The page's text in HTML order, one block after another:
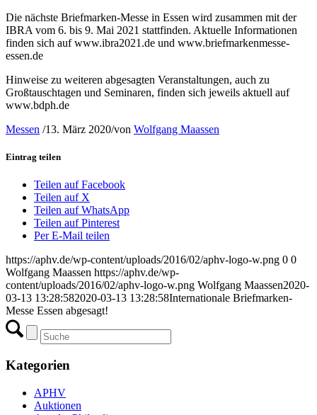
Die nächste Briefmarken-Messe in Essen wird zusammen mit der
IBRA vom 6. bis 9. Mai 2021 stattfinden. Aktuelle Informationen
finden sich auf www.ibra2021.de und www.briefmarkenmesse-
essen.de
Hinweise zu weiteren abgesagten Veranstaltungen, auch zu
Großtauschtagen und Seminaren, finden sich jeweils aktuell auf
www.bdph.de
Messen /13. März 2020/von Wolfgang Maassen
Eintrag teilen
Teilen auf Facebook
Teilen auf X
Teilen auf WhatsApp
Teilen auf Pinterest
Per E-Mail teilen
https://aphv.de/wp-content/uploads/2016/02/aphv-logo-w.png 0 0
Wolfgang Maassen https://aphv.de/wp-
content/uploads/2016/02/aphv-logo-w.png Wolfgang Maassen2020-
03-13 13:28:582020-03-13 13:28:58Internationale Briefmarken-
Messe Essen abgesagt!
Kategorien
APHV
Auktionen